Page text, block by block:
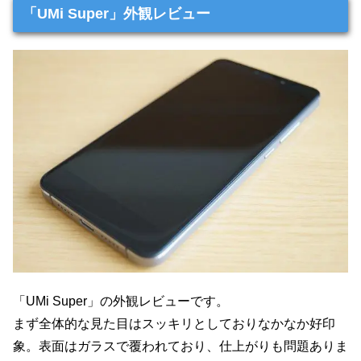
「UMi Super」外観レビュー
「UMi Super」の外観レビューです。
まず全体的な見た目はスッキリとしておりなかなか好印
象。表面はガラスで覆われており、仕上がりも問題ありま